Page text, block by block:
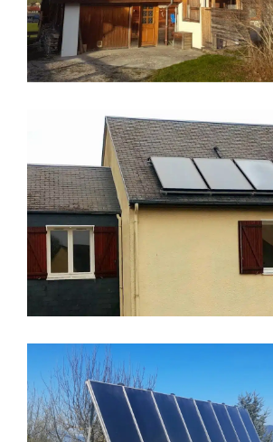
VILLARD-DE-LANS
CHAUFFAGE SOLAIRE
CHERBOURG